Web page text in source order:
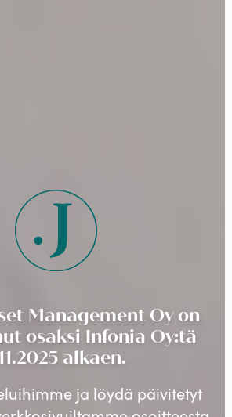
Management Oy on
osaksi Infonia Oy:tä
alkaen.
ja löydä päivitetyt